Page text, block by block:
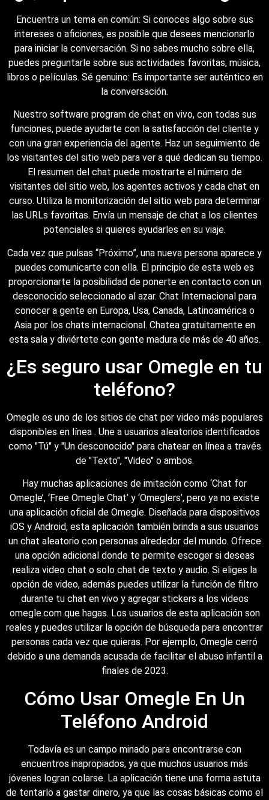
Encuentra un tema en común: Si conoces algo sobre sus
intereses o aficiones, es posible que desees mencionarlo
para iniciar la conversación. Si no sabes mucho sobre ella,
puedes preguntarle sobre sus actividades favoritas, música,
libros o películas. Sé genuino: Es importante ser auténtico en
la conversación.
Nuestro software program de chat en vivo, con todas sus
funciones, puede ayudarte con la satisfacción del cliente y
con una gran experiencia del agente. Haz un seguimiento de
los visitantes del sitio web para ver a qué dedican su tiempo.
El resumen del chat puede mostrarte el número de
visitantes del sitio web, los agentes activos y cada chat en
curso. Utiliza la monitorización del sitio web para determinar
las URLs favoritas. Envía un mensaje de chat a los clientes
potenciales si quieres ayudarles en su viaje.
Cada vez que pulsas “Próximo”, una nueva persona aparece y
puedes comunicarte con ella. El principio de esta web es
proporcionarte la posibilidad de ponerte en contacto con un
desconocido seleccionado al azar. Chat Internacional para
conocer a gente en Europa, Usa, Canada, Latinoamérica o
Asia por los chats internacional. Chatea gratuitamente en
esta sala y diviértete con gente madura de más de 40 años.
¿Es seguro usar Omegle en tu
teléfono?
Omegle es uno de los sitios de chat por video más populares
disponibles en línea . Une a usuarios aleatorios identificados
como "Tú" y "Un desconocido" para chatear en línea a través
de "Texto", "Video" o ambos.
Hay muchas aplicaciones de imitación como ‘Chat for
Omegle’, ‘Free Omegle Chat’ y ‘Omeglers’, pero ya no existe
una aplicación oficial de Omegle. Diseñada para dispositivos
iOS y Android, esta aplicación también brinda a sus usuarios
un chat aleatorio con personas alrededor del mundo. Ofrece
una opción adicional donde te permite escoger si deseas
realiza video chat o solo chat de texto y audio. Si eliges la
opción de video, además puedes utilizar la función de filtro
durante tu chat en vivo y agregar stickers a los videos
omegle.com que hagas. Los usuarios de esta aplicación son
reales y puedes utilizar la opción de búsqueda para encontrar
personas cada vez que quieras. Por ejemplo, Omegle cerró
debido a una demanda acusada de facilitar el abuso infantil a
finales de 2023.
Cómo Usar Omegle En Un
Teléfono Android
Todavía es un campo minado para encontrarse con
encuentros inapropiados, ya que muchos usuarios más
jóvenes logran colarse. La aplicación tiene una forma astuta
de tentarlo a gastar dinero, ya que las cosas básicas como el